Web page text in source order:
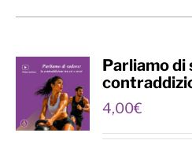
Parliamo di
4,00€